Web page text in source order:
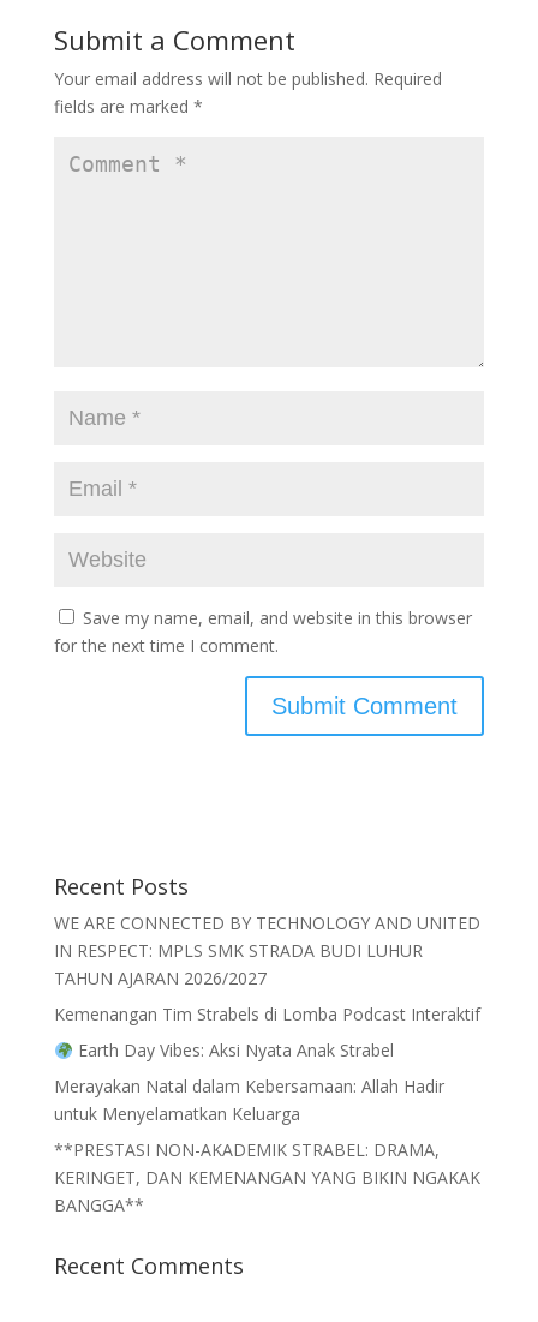
Submit a Comment
Your email address will not be published. Required
fields are marked *
Save my name, email, and website in this browser
for the next time I comment.
Recent Posts
WE ARE CONNECTED BY TECHNOLOGY AND UNITED
IN RESPECT: MPLS SMK STRADA BUDI LUHUR
TAHUN AJARAN 2026/2027
Kemenangan Tim Strabels di Lomba Podcast Interaktif
Earth Day Vibes: Aksi Nyata Anak Strabel
Merayakan Natal dalam Kebersamaan: Allah Hadir
untuk Menyelamatkan Keluarga
**PRESTASI NON-AKADEMIK STRABEL: DRAMA,
KERINGET, DAN KEMENANGAN YANG BIKIN NGAKAK
BANGGA**
Recent Comments